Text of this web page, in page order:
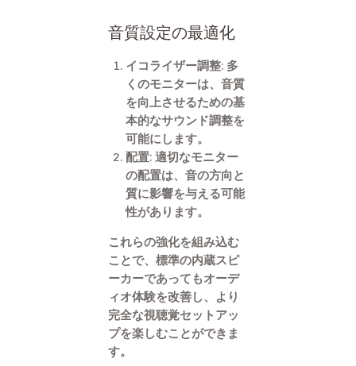
音質設定の最適化
イコライザー調整: 多
くのモニターは、音質
を向上させるための基
本的なサウンド調整を
可能にします。
配置: 適切なモニター
の配置は、音の方向と
質に影響を与える可能
性があります。
これらの強化を組み込む
ことで、標準の内蔵スピ
ーカーであってもオーデ
ィオ体験を改善し、より
完全な視聴覚セットアッ
プを楽しむことができま
す。